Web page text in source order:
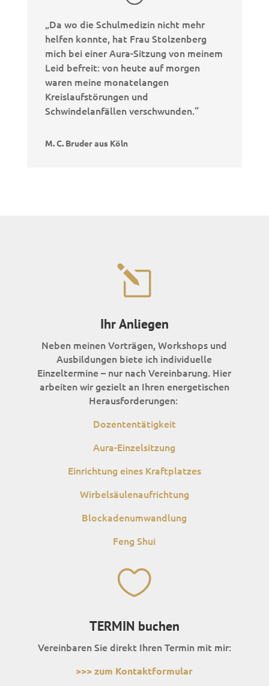
„Da wo die Schulmedizin nicht mehr
helfen konnte, hat Frau Stolzenberg
mich bei einer Aura-Sitzung von meinem
Leid befreit: von heute auf morgen
waren meine monatelangen
Kreislaufstörungen und
Schwindelanfällen verschwunden.“
M. C. Bruder aus Köln
l
Ihr Anliegen
Neben meinen Vorträgen, Workshops und
Ausbildungen biete ich individuelle
Einzeltermine – nur nach Vereinbarung. Hier
arbeiten wir gezielt an Ihren energetischen
Herausforderungen:
Dozententätigkeit
Aura-Einzelsitzung
Einrichtung eines Kraftplatzes
Wirbelsäulenaufrichtung
Blockadenumwandlung
Feng Shui

TERMIN buchen
Vereinbaren Sie direkt Ihren Termin mit mir:
>>> zum Kontaktformular